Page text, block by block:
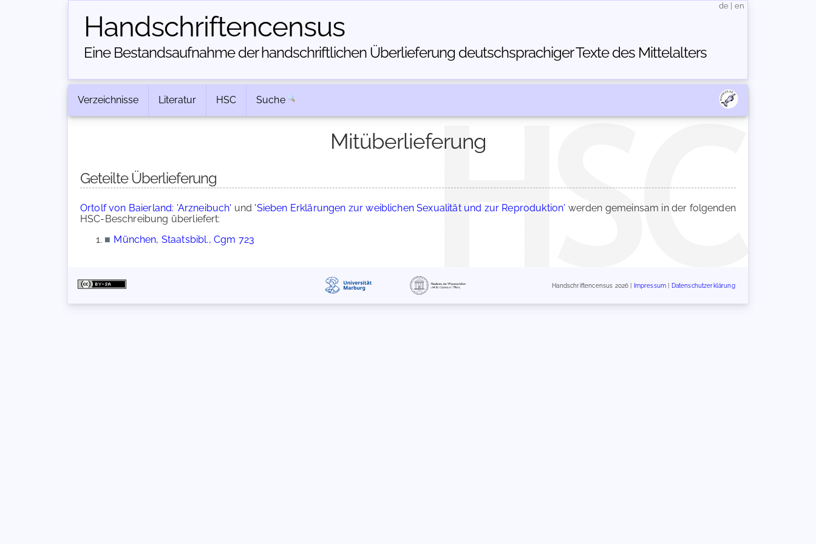
Handschriften­census
Eine Bestandsaufnahme der handschriftlichen Über­lieferung deutschsprachiger Texte des Mittelalters
de en
Verzeichnisse Literatur HSC Suche
Mitüberlieferung
Geteilte Überlieferung
Ortolf von Baierland: 'Arzneibuch' und 'Sieben Erklärungen zur weiblichen Sexualität und zur Reproduktion' werden gemeinsam in der folgenden
HSC-Beschreibung überliefert:
■ München, Staatsbibl., Cgm 723
Handschriftencensus 2026 | Impressum Datenschutzerklärung